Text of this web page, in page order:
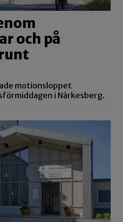
och på
motionsloppet
i Närkesberg.